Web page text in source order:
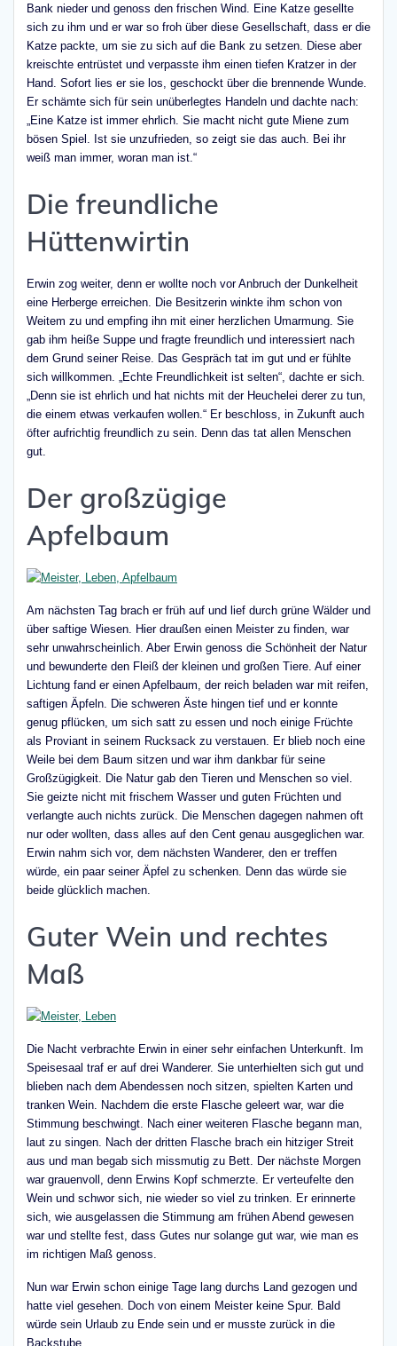
Bank nieder und genoss den frischen Wind. Eine Katze gesellte
sich zu ihm und er war so froh über diese Gesellschaft, dass er die
Katze packte, um sie zu sich auf die Bank zu setzen. Diese aber
kreischte entrüstet und verpasste ihm einen tiefen Kratzer in der
Hand. Sofort lies er sie los, geschockt über die brennende Wunde.
Er schämte sich für sein unüberlegtes Handeln und dachte nach:
„Eine Katze ist immer ehrlich. Sie macht nicht gute Miene zum
bösen Spiel. Ist sie unzufrieden, so zeigt sie das auch. Bei ihr
weiß man immer, woran man ist.“
Die freundliche
Hüttenwirtin
Erwin zog weiter, denn er wollte noch vor Anbruch der Dunkelheit
eine Herberge erreichen. Die Besitzerin winkte ihm schon von
Weitem zu und empfing ihn mit einer herzlichen Umarmung. Sie
gab ihm heiße Suppe und fragte freundlich und interessiert nach
dem Grund seiner Reise. Das Gespräch tat im gut und er fühlte
sich willkommen. „Echte Freundlichkeit ist selten“, dachte er sich.
„Denn sie ist ehrlich und hat nichts mit der Heuchelei derer zu tun,
die einem etwas verkaufen wollen.“ Er beschloss, in Zukunft auch
öfter aufrichtig freundlich zu sein. Denn das tat allen Menschen
gut.
Der großzügige
Apfelbaum
Am nächsten Tag brach er früh auf und lief durch grüne Wälder und
über saftige Wiesen. Hier draußen einen Meister zu finden, war
sehr unwahrscheinlich. Aber Erwin genoss die Schönheit der Natur
und bewunderte den Fleiß der kleinen und großen Tiere. Auf einer
Lichtung fand er einen Apfelbaum, der reich beladen war mit reifen,
saftigen Äpfeln. Die schweren Äste hingen tief und er konnte
genug pflücken, um sich satt zu essen und noch einige Früchte
als Proviant in seinem Rucksack zu verstauen. Er blieb noch eine
Weile bei dem Baum sitzen und war ihm dankbar für seine
Großzügigkeit. Die Natur gab den Tieren und Menschen so viel.
Sie geizte nicht mit frischem Wasser und guten Früchten und
verlangte auch nichts zurück. Die Menschen dagegen nahmen oft
nur oder wollten, dass alles auf den Cent genau ausgeglichen war.
Erwin nahm sich vor, dem nächsten Wanderer, den er treffen
würde, ein paar seiner Äpfel zu schenken. Denn das würde sie
beide glücklich machen.
Guter Wein und rechtes
Maß
Die Nacht verbrachte Erwin in einer sehr einfachen Unterkunft. Im
Speisesaal traf er auf drei Wanderer. Sie unterhielten sich gut und
blieben nach dem Abendessen noch sitzen, spielten Karten und
tranken Wein. Nachdem die erste Flasche geleert war, war die
Stimmung beschwingt. Nach einer weiteren Flasche begann man,
laut zu singen. Nach der dritten Flasche brach ein hitziger Streit
aus und man begab sich missmutig zu Bett. Der nächste Morgen
war grauenvoll, denn Erwins Kopf schmerzte. Er verteufelte den
Wein und schwor sich, nie wieder so viel zu trinken. Er erinnerte
sich, wie ausgelassen die Stimmung am frühen Abend gewesen
war und stellte fest, dass Gutes nur solange gut war, wie man es
im richtigen Maß genoss.
Nun war Erwin schon einige Tage lang durchs Land gezogen und
hatte viel gesehen. Doch von einem Meister keine Spur. Bald
würde sein Urlaub zu Ende sein und er musste zurück in die
Backstube.